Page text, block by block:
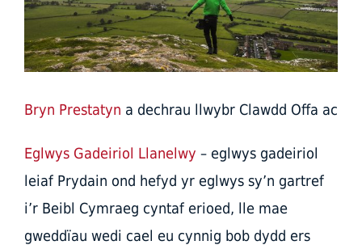
Bryn Prestatyn a dechrau llwybr Clawdd Offa ac
Eglwys Gadeiriol Llanelwy – eglwys gadeiriol
leiaf Prydain ond hefyd yr eglwys sy’n gartref
i’r Beibl Cymraeg cyntaf erioed, lle mae
gweddïau wedi cael eu cynnig bob dydd ers